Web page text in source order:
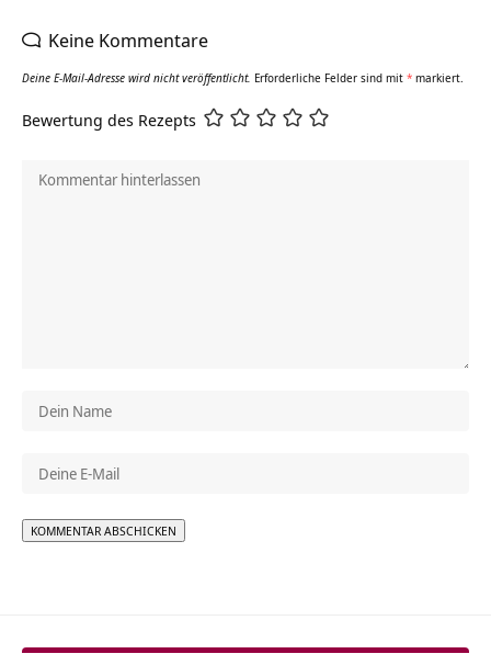
Keine Kommentare
Deine E-Mail-Adresse wird nicht veröffentlicht. Erforderliche Felder sind mit * markiert.
Bewertung des Rezepts